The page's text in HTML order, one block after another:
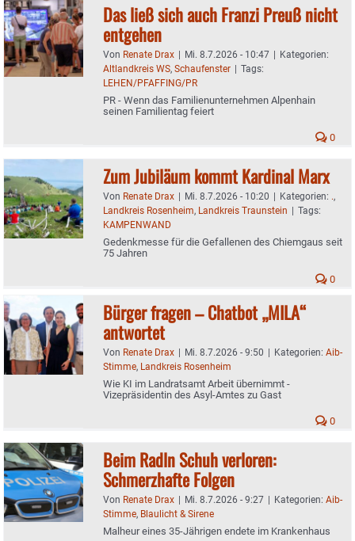
Das ließ sich auch Franzi Preuß nicht
entgehen
Von Renate Drax | Mi. 8.7.2026 - 10:47 | Kategorien:
Altlandkreis WS, Schaufenster | Tags:
LEHEN/PFAFFING/PR
PR - Wenn das Familienunternehmen Alpenhain
seinen Familientag feiert
0
Zum Jubiläum kommt Kardinal Marx
Von Renate Drax | Mi. 8.7.2026 - 10:20 | Kategorien: .,
Landkreis Rosenheim, Landkreis Traunstein | Tags:
KAMPENWAND
Gedenkmesse für die Gefallenen des Chiemgaus seit
75 Jahren
0
Bürger fragen – Chatbot „MILA“
antwortet
Von Renate Drax | Mi. 8.7.2026 - 9:50 | Kategorien: Aib-
Stimme, Landkreis Rosenheim
Wie KI im Landratsamt Arbeit übernimmt -
Vizepräsidentin des Asyl-Amtes zu Gast
0
Beim Radln Schuh verloren:
Schmerzhafte Folgen
Von Renate Drax | Mi. 8.7.2026 - 9:27 | Kategorien: Aib-
Stimme, Blaulicht & Sirene
Malheur eines 35-Jährigen endete im Krankenhaus